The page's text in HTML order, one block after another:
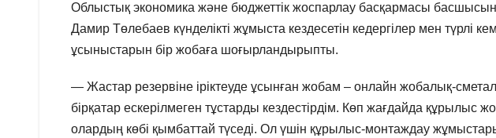
Облыстық экономика және бюджеттік жоспарлау басқармасы
Дамир Төлебаев күнделікті жұмыста кездесетін кедергілер мен түрлі
ұсыныстарын бір жобаға шоғырландырыпты.
— Жастар резервіне іріктеуде ұсынған жобам – онлайн жобалық-
бірқатар ескерілмеген тұстарды кездестірдім. Көп жағдайда құрылыс
олардың көбі қымбаттай түседі. Ол үшін құрылыс-монтаждау